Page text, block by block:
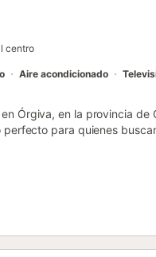
centro
Aire acondicionado
Órgiva, en la provincia de
para quienes
frescas. Se distribuye
camas individuales en dos
que invita a compartir
el techo añade un
el ambiente es cálido y